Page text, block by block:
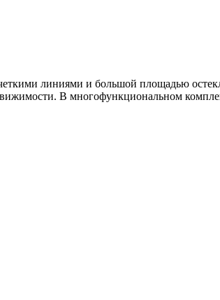
линиями и большой площадью
В многофункциональном